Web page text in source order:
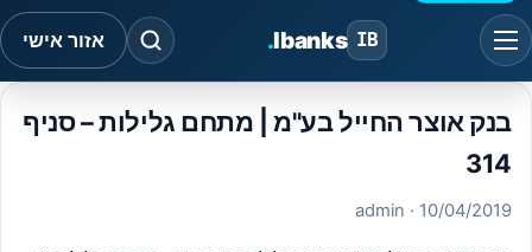
IB
Ibanks
. אזור אישי
בנק אוצר החייל בע"מ | מתחם גלילות – סניף
314
10/04/2019
· admin